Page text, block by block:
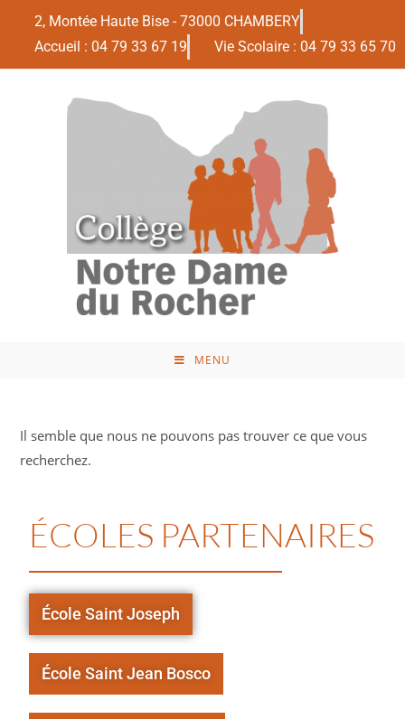
2, Montée Haute Bise - 73000 CHAMBERY
Accueil : 04 79 33 67 19
Vie Scolaire : 04 79 33 65 70
MENU
Il semble que nous ne pouvons pas trouver ce que vous
recherchez.
ÉCOLES PARTENAIRES
École Saint Joseph
École Saint Jean Bosco